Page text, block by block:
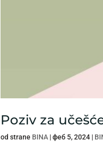
Poziv za
od strane BINA |феб 5, 2024 |